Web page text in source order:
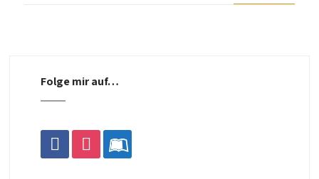
Folge mir auf…
facebookinstagramleanpub